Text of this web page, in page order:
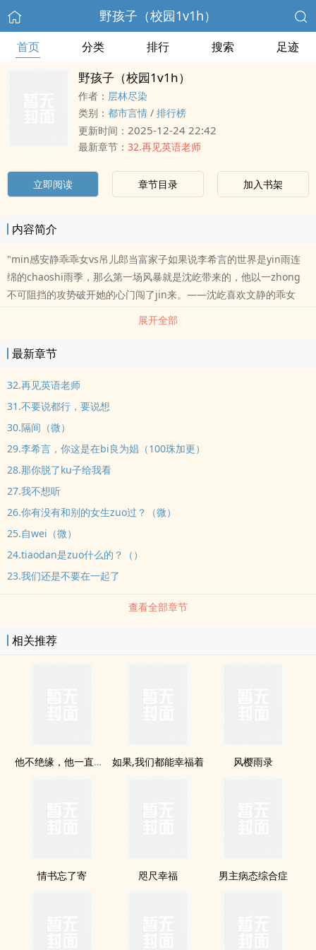
野孩子（校园1v1h）
首页 分类 排行 搜索 足迹
野孩子（校园1v1h）
作者： 层林尽染
类别： 都市言情 / 排行榜
更新时间： 2025-12-24 22:42
最新章节： 32.再见英语老师
立即阅读 章节目录 加入书架
内容简介
"min感安静乖乖女vs吊儿郎当富家子如果说李希言的世界是yin雨连
绵的chaoshi雨季，那么第一场风暴就是沈屹带来的，他以一zhong
不可阻挡的攻势破开她的心门闯了jin来。——沈屹喜欢文静的乖女
孩，第一眼看见李希言时，他就打定主意要靠近她、抓jin她。注:1.甜
文，双c2.高中校园，现实向。3.前期剧qingliu如果您认为《野孩子
（校园1v1h）》写得不错，请给您的朋友推荐本书
展开全部
最新章节
32.再见英语老师
31.不要说都行，要说想
30.隔间（微）
29.李希言，你这是在bi良为娼（100珠加更）
28.那你脱了ku子给我看
27.我不想听
26.你有没有和别的女生zuo过？（微）
25.自wei（微）
24.tiaodan是zuo什么的？（）
23.我们还是不要在一起了
查看全部章节
相关推荐
他不绝缘，他一直对我放电 如果,我们都能幸福着 风樱雨录
情书忘了寄 咫尺幸福 男主病态综合症